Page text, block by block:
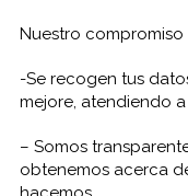
Nuestro
-Se recogen tus
mejore, atendiendo
– Somos
obtenemos acerca